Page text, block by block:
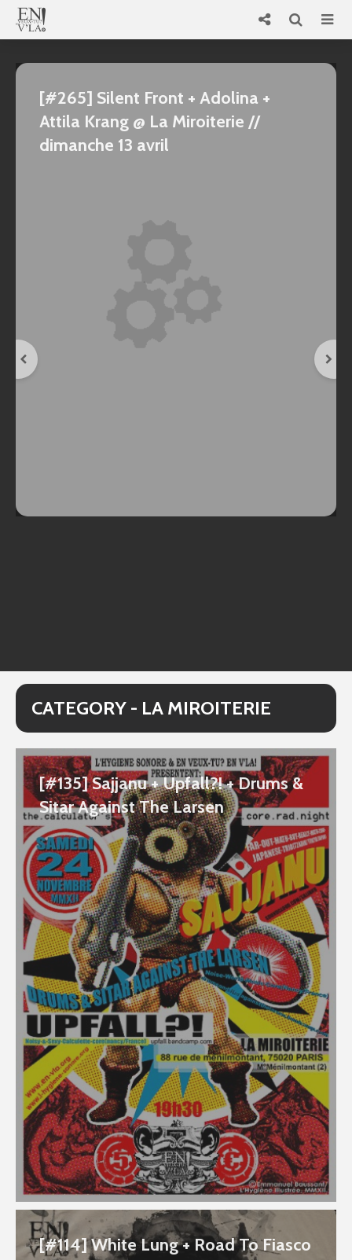
[#265] Silent Front + Adolina +
Attila Krang @ La Miroiterie //
dimanche 13 avril
CATEGORY - LA MIROITERIE
[#135] Sajjanu + Upfall?! + Drums &
Sitar Against The Larsen
[#114] White Lung + Road To Fiasco